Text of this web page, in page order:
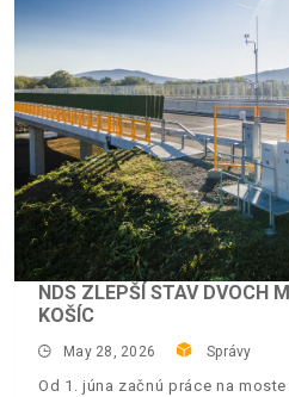
NDS ZLEPŠÍ STAV DVOCH
KOŠÍC
May 28, 2026 Správy
Od 1. júna začnú práce na